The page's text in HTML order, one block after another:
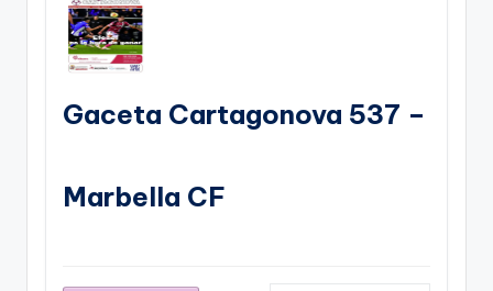
Gaceta Cartagonova 537 –
Marbella CF